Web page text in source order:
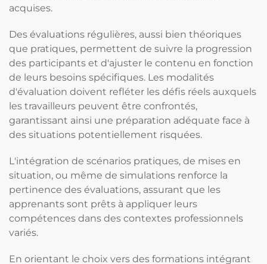
acquises.
Des évaluations régulières, aussi bien théoriques
que pratiques, permettent de suivre la progression
des participants et d'ajuster le contenu en fonction
de leurs besoins spécifiques. Les modalités
d'évaluation doivent refléter les défis réels auxquels
les travailleurs peuvent être confrontés,
garantissant ainsi une préparation adéquate face à
des situations potentiellement risquées.
L'intégration de scénarios pratiques, de mises en
situation, ou même de simulations renforce la
pertinence des évaluations, assurant que les
apprenants sont prêts à appliquer leurs
compétences dans des contextes professionnels
variés.
En orientant le choix vers des formations intégrant